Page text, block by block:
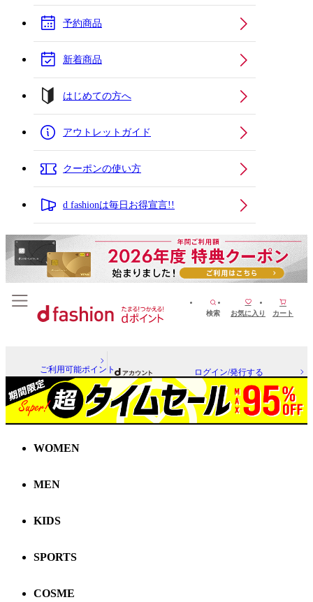
予約商品
新着商品
はじめての方へ
アウトレットガイド
クーポンの使い方
d fashionは毎日お得宣言!!
検索 お気に入り カート
ご利用可能ポイント ログイン/発行する
WOMEN
MEN
KIDS
SPORTS
COSME